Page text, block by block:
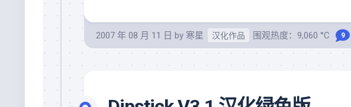
2007 年 08 月 11 日 by 寒星 汉化作品 围观热度：9,060 °C 9